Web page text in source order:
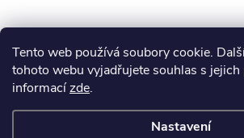
Tento web používá soubory cookie.
tohoto webu vyjadřujete souhlas s
informacízde.
Nastavení